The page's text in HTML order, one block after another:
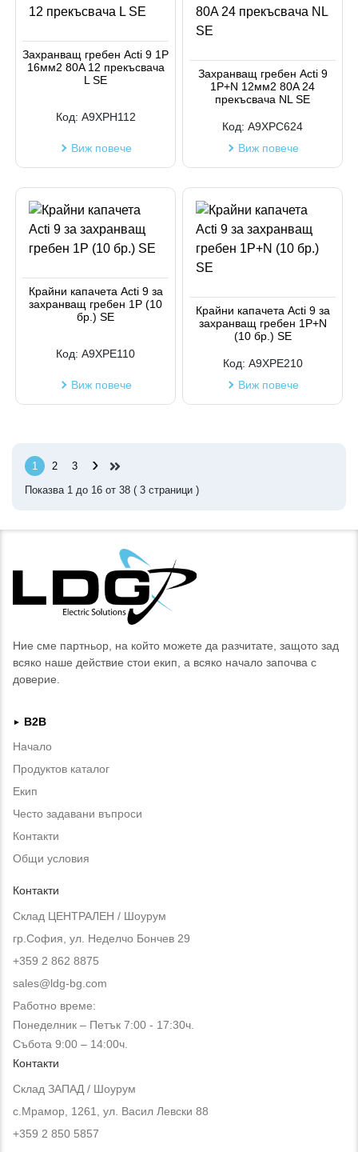
Захранващ гребен Acti 9 1P
16мм2 80A 12 прекъсвача
L SE
Код: A9XPH112
Виж повече
Захранващ гребен Acti 9
1P+N 12мм2 80A 24
прекъсвача NL SE
Код: A9XPC624
Виж повече
Крайни капачета Acti 9 за
захранващ гребен 1P (10
бр.) SE
Код: A9XPE110
Виж повече
Крайни капачета Acti 9 за
захранващ гребен 1P+N
(10 бр.) SE
Код: A9XPE210
Виж повече
1 2 3 ›
Показва 1 до 16 от 38 ( 3 страници )
Ние сме партньор, на който можете да разчитате, защото зад
всяко наше действие стои екип, а всяко начало започва с
доверие.
►
B2B
Начало
Продуктов каталог
Екип
Често задавани въпроси
Контакти
Общи условия
Контакти
Склад ЦЕНТРАЛЕН / Шоурум
гр.София, ул. Неделчо Бончев 29
+359 2 862 8875
sales@ldg-bg.com
Работно време:
Понеделник – Петък 7:00 - 17:30ч.
Събота 9:00 – 14:00ч.
Контакти
Склад ЗАПАД / Шоурум
с.Мрамор, 1261, ул. Васил Левски 88
+359 2 850 5857